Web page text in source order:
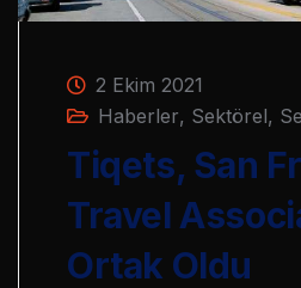
2 Ekim 2021
Haberler, Sektörel,
Tiqets, San
Travel
Ortak Oldu